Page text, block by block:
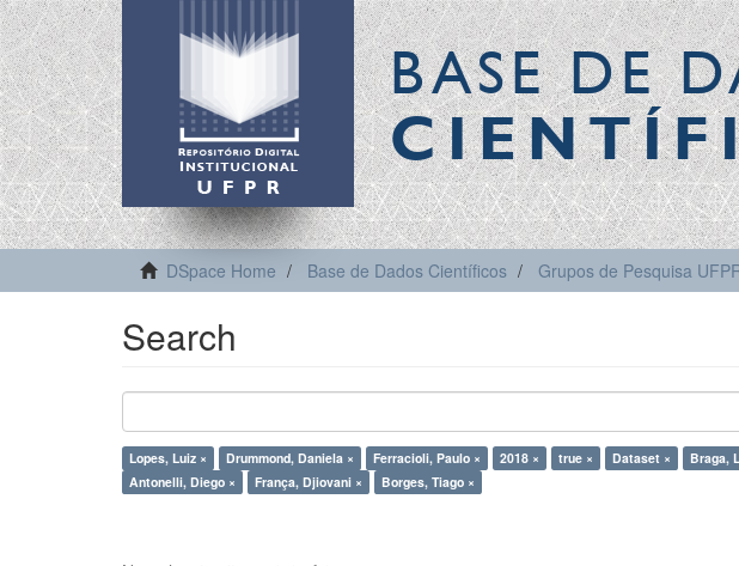
BASE DE
DSpace Home Base de Dados Científicos Grupos de Pesquisa
Search
Lopes, Luiz × Drummond, Daniela × Ferracioli, Paulo × 2018 × true × Dataset × Braga,
Antonelli, Diego ×
França, Djiovani × Borges, Tiago ×